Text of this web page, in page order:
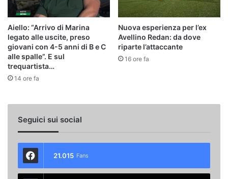
Aiello: “Arrivo di Marina
legato alle uscite, preso
giovani con 4-5 anni di B e C
alle spalle”. E sul
trequartista…
14 ore fa
Nuova esperienza per l’ex
Avellino Redan: da dove
riparte l’attaccante
16 ore fa
Seguici sui social
21.015 Fans